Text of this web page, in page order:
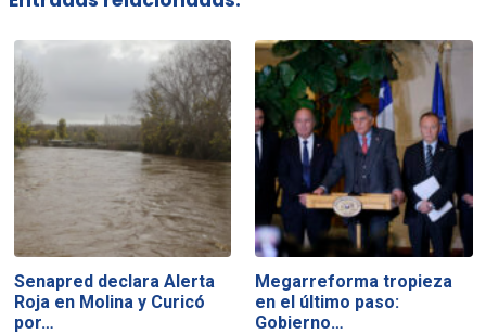
Senapred declara Alerta
Roja en Molina y Curicó
por…
Megarreforma tropieza
en el último paso:
Gobierno…